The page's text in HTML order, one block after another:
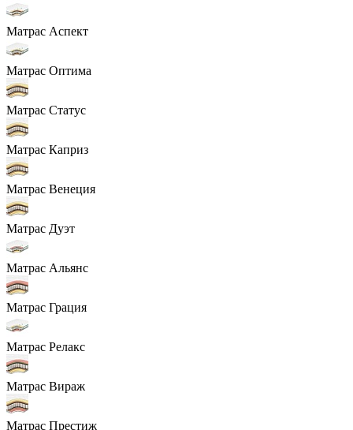
Матрас Аспект
Матрас Оптима
Матрас Статус
Матрас Каприз
Матрас Венеция
Матрас Дуэт
Матрас Альянс
Матрас Грация
Матрас Релакс
Матрас Вираж
Матрас Престиж